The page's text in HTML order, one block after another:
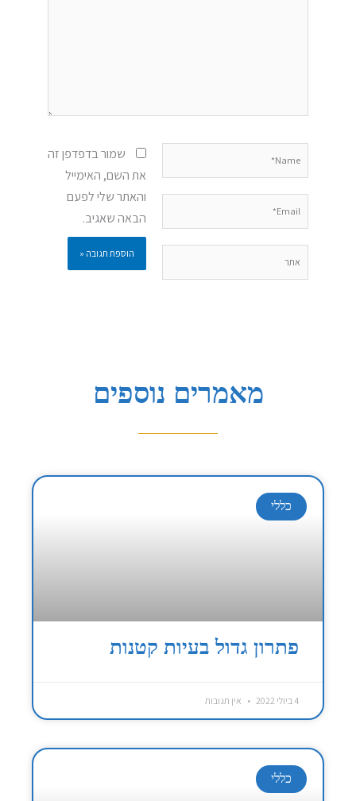
שמור בדפדפן זה
את השם, האימייל
והאתר שלי לפעם
הבאה שאגיב.
מאמרים נוספים
כללי
פתרון גדול בעיות קטנות
4 ביולי 2022 אין תגובות
כללי